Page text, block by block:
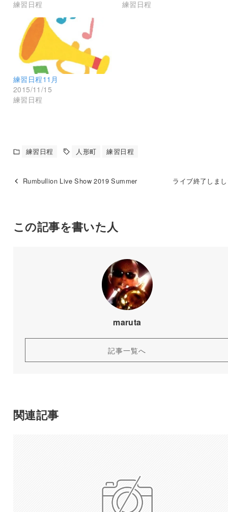
練習日程
練習日程
練習日程11月
2015/11/15
練習日程
練習日程 人形町 練習日程
Rumbullion Live Show 2019 Summer ライブ終了しま
この記事を書いた人
maruta
記事一覧へ
関連記事